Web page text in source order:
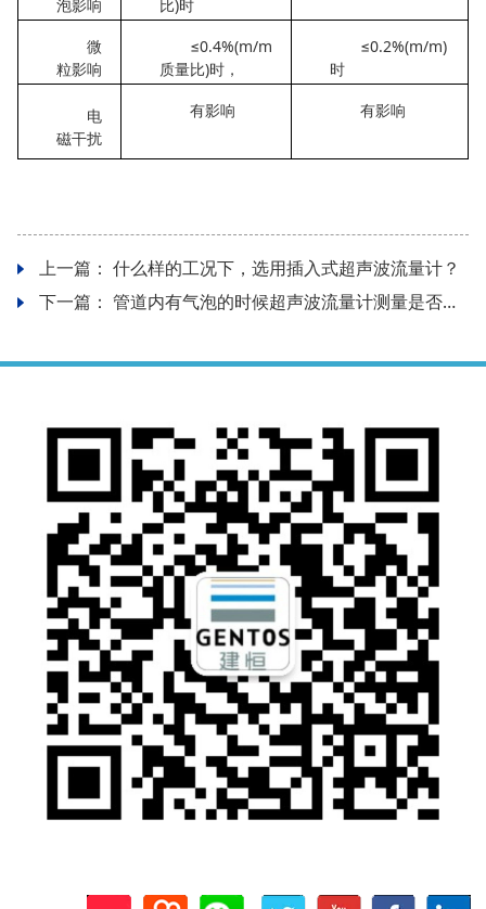
泡影响
比)时
微
粒影响
≤0.4%(m/m
质量比)时，
≤0.2%(m/m)
时
电
磁干扰
有影响 有影响
上一篇： 什么样的工况下，选用插入式超声波流量计？
下一篇： 管道内有气泡的时候超声波流量计测量是否准确？